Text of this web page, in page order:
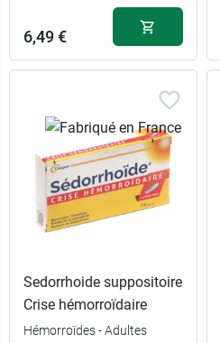
6,49 €
Sedorrhoide suppositoire
Crise hémorroïdaire
Hémorroïdes - Adultes